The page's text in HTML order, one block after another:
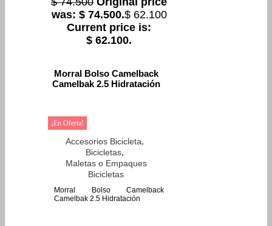
was: $ 74.500.$62.100
Current price is:
$ 62.100.
Morral Bolso Camelback
Camelbak 2.5 Hidratación
¡En Oferta!
Accesorios Bicicleta,
Bicicletas,
Maletas o Empaques
Bicicletas
Morral Bolso Camelback
Camelbak 2.5 Hidratación